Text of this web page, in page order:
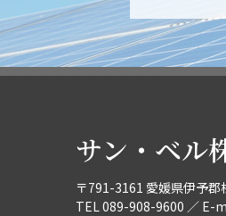
サン・ベル
〒791-3161 愛媛県伊予
TEL 089-908-9600 ／ E-